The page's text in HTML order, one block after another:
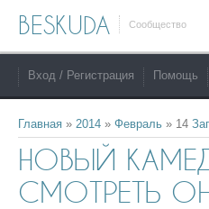
BESKUDA Сообщество
Вход / Регистрация Помощь
Главная » 2014 » Февраль » 14
НОВЫЙ
СМОТРЕТЬ